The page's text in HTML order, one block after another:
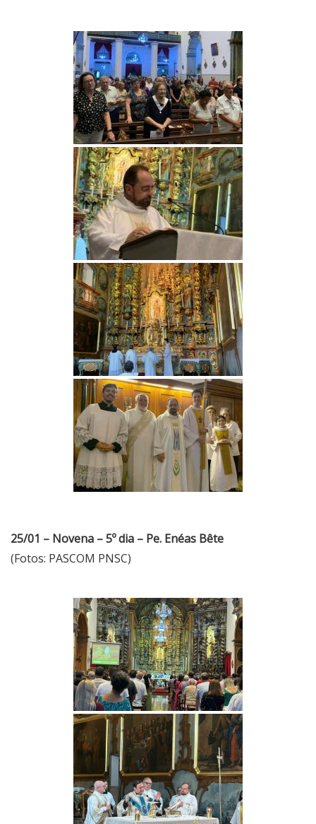
25/01 – Novena – 5º dia – Pe. Enéas Bête
(Fotos: PASCOM PNSC)